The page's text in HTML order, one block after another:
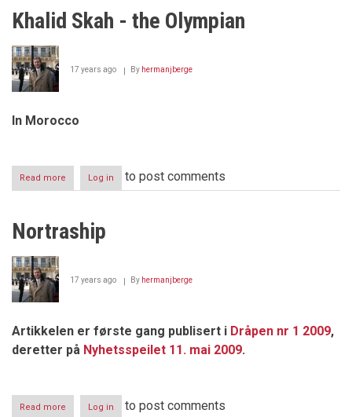
Hva
norske
Khalid Skah - the Olympian
17 years ago By hermanjberge
In Morocco
Read more about
Khalid
the
Olympian
Log in to post comments
Nortraship
17 years ago By hermanjberge
Artikkelen er første gang publisert i Dråpen nr 1 2009,
deretter på Nyhetsspeilet 11. mai 2009.
Read more Log in to post comments